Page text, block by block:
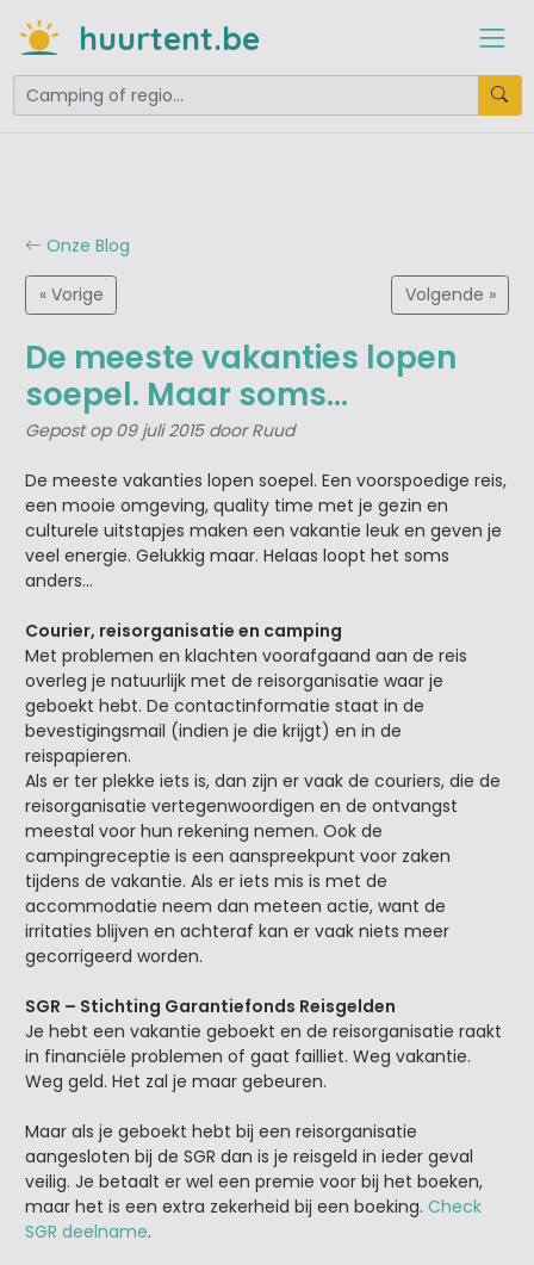
huurtent.be
Onze Blog
« Vorige Volgende »
De meeste vakanties lopen
soepel. Maar soms...
Gepost op 09 juli 2015 door Ruud
De meeste vakanties lopen soepel. Een voorspoedige reis,
een mooie omgeving, quality time met je gezin en
culturele uitstapjes maken een vakantie leuk en geven je
veel energie. Gelukkig maar. Helaas loopt het soms
anders...
Courier, reisorganisatie en camping
Met problemen en klachten voorafgaand aan de reis
overleg je natuurlijk met de reisorganisatie waar je
geboekt hebt. De contactinformatie staat in de
bevestigingsmail (indien je die krijgt) en in de
reispapieren.
Als er ter plekke iets is, dan zijn er vaak de couriers, die de
reisorganisatie vertegenwoordigen en de ontvangst
meestal voor hun rekening nemen. Ook de
campingreceptie is een aanspreekpunt voor zaken
tijdens de vakantie. Als er iets mis is met de
accommodatie neem dan meteen actie, want de
irritaties blijven en achteraf kan er vaak niets meer
gecorrigeerd worden.
SGR – Stichting Garantiefonds Reisgelden
Je hebt een vakantie geboekt en de reisorganisatie raakt
in financiële problemen of gaat failliet. Weg vakantie.
Weg geld. Het zal je maar gebeuren.
Maar als je geboekt hebt bij een reisorganisatie
aangesloten bij de SGR dan is je reisgeld in ieder geval
veilig. Je betaalt er wel een premie voor bij het boeken,
maar het is een extra zekerheid bij een boeking. Check
SGR deelname.